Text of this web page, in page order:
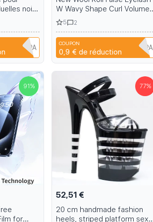
noirs
W Wavy Shape Curl Volume
Eyelash Extension Fluffy Soft
Full DIY 3D 5D Cat Eye Lash
Extension
5 2
COUPON
0,9 € de réductionA6R1B6EH1PPA
91 %
for
77%
52,51 €
20 cm handmade fashion
heels, striped platform sexy